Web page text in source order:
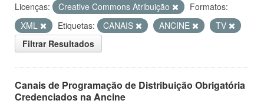
Licenças: Creative Commons Atribuição
Formatos:
XML
Etiquetas: CANAIS ANCINE
TV
Filtrar Resultados
Canais de Programação de Distribuição Obrigatória
Credenciados na Ancine